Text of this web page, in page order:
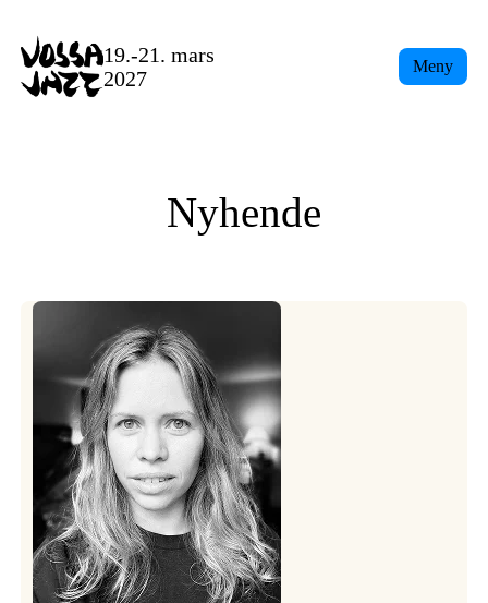
content
19.-21. mars
2027
Meny
Nyhende